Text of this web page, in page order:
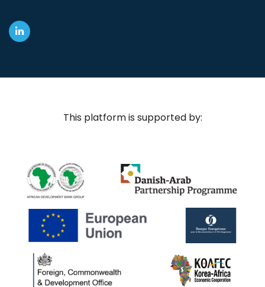
This platform is supported by: